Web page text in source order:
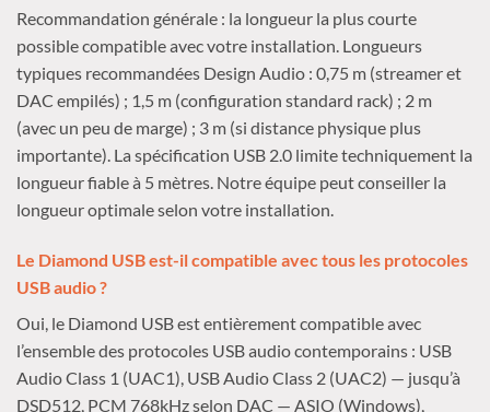
Recommandation générale : la longueur la plus courte
possible compatible avec votre installation. Longueurs
typiques recommandées Design Audio : 0,75 m (streamer et
DAC empilés) ; 1,5 m (configuration standard rack) ; 2 m
(avec un peu de marge) ; 3 m (si distance physique plus
importante). La spécification USB 2.0 limite techniquement la
longueur fiable à 5 mètres. Notre équipe peut conseiller la
longueur optimale selon votre installation.
Le Diamond USB est-il compatible avec tous les protocoles
USB audio ?
Oui, le Diamond USB est entièrement compatible avec
l’ensemble des protocoles USB audio contemporains : USB
Audio Class 1 (UAC1), USB Audio Class 2 (UAC2) — jusqu’à
DSD512, PCM 768kHz selon DAC — ASIO (Windows),